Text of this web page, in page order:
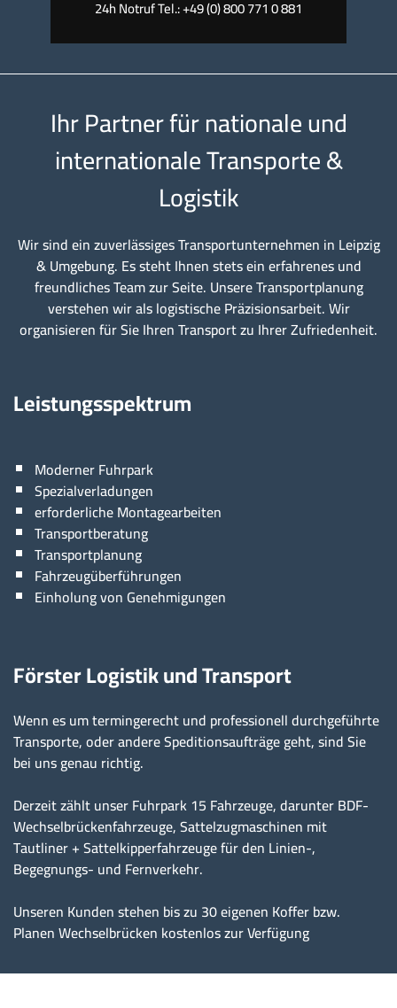
24h Notruf Tel.: +49 (0) 800 771 0 881
Ihr Partner für nationale und
internationale Transporte &
Logistik
Wir sind ein zuverlässiges Transportunternehmen in Leipzig
& Umgebung. Es steht Ihnen stets ein erfahrenes und
freundliches Team zur Seite. Unsere Transportplanung
verstehen wir als logistische Präzisionsarbeit. Wir
organisieren für Sie Ihren Transport zu Ihrer Zufriedenheit.
Leistungsspektrum
Moderner Fuhrpark
Spezialverladungen
erforderliche Montagearbeiten
Transportberatung
Transportplanung
Fahrzeugüberführungen
Einholung von Genehmigungen
Förster Logistik und Transport
Wenn es um termingerecht und professionell durchgeführte
Transporte, oder andere Speditionsaufträge geht, sind Sie
bei uns genau richtig.
Derzeit zählt unser Fuhrpark 15 Fahrzeuge, darunter BDF-
Wechselbrückenfahrzeuge, Sattelzugmaschinen mit
Tautliner + Sattelkipperfahrzeuge für den Linien-,
Begegnungs- und Fernverkehr.
Unseren Kunden stehen bis zu 30 eigenen Koffer bzw.
Planen Wechselbrücken kostenlos zur Verfügung